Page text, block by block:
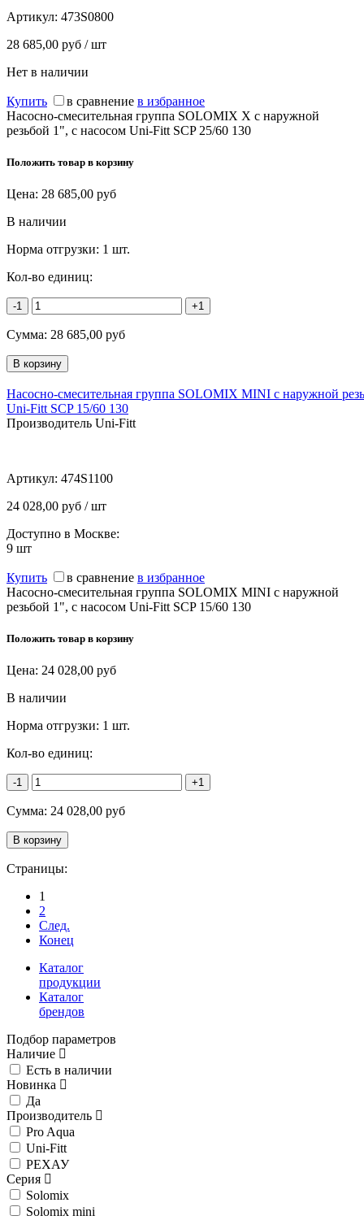
Артикул: 473S0800
28 685,00 руб / шт
Нет в наличии
Купить в сравнение в избранное
Насосно-смесительная группа SOLOMIX X с наружной
резьбой 1", c насосом Uni-Fitt SCP 25/60 130
Положить товар в корзину
Цена: 28 685,00 руб
В наличии
Норма отгрузки: 1 шт.
Кол-во единиц:
-1 +1
Сумма: 28 685,00 руб
Насосно-смесительная группа SOLOMIX MINI с наружной
Uni-Fitt SCP 15/60 130
Производитель Uni-Fitt
Артикул: 474S1100
24 028,00 руб / шт
Доступно в Москве:
9 шт
Купить в сравнение в избранное
Насосно-смесительная группа SOLOMIX MINI с наружной
резьбой 1", c насосом Uni-Fitt SCP 15/60 130
Положить товар в корзину
Цена: 24 028,00 руб
В наличии
Норма отгрузки: 1 шт.
Кол-во единиц:
-1 +1
Сумма: 24 028,00 руб
Страницы:
1
2
След.
Конец
Каталог
продукции
Каталог
брендов
Подбор параметров
Наличие
Есть в наличии
Новинка
Да
Производитель
Pro Aqua
Uni-Fitt
РЕХАУ
Серия
Solomix
Solomix mini